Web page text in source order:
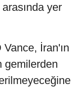
yer
Vance, İran'ın
gemilerden